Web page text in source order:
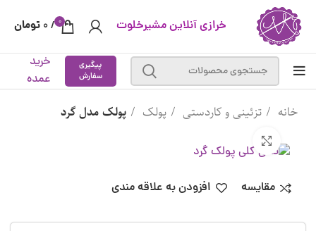
خرازی آنلاین مشیرخلوت 0
/
0 تومان
پیگیری
سفارش
خرید
عمده
خانه تزئینی و کاردستی پولک پولک مدل گرد
مقایسه افزودن به علاقه مندی